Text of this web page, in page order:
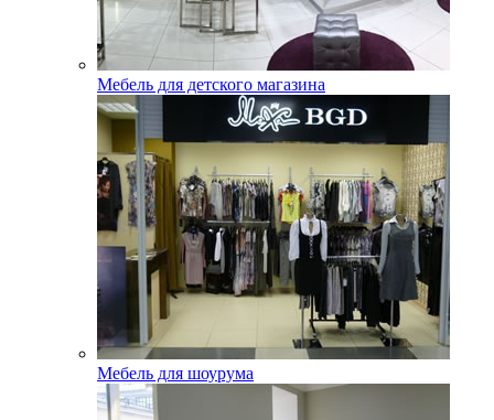
Мебель для детского магазина
Мебель для шоурума